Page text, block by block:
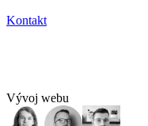
Kontakt
Vývoj webu